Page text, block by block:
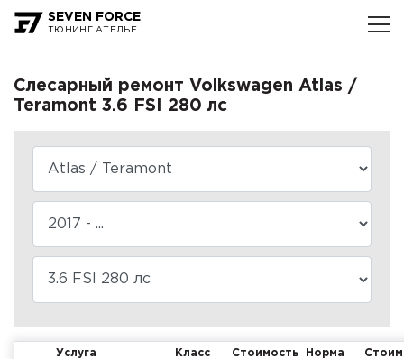
SEVEN FORCE
ТЮНИНГ АТЕЛЬЕ
Слесарный ремонт Volkswagen Atlas /
Teramont 3.6 FSI 280 лс
Услуга
Класс
Стоимость
Норма